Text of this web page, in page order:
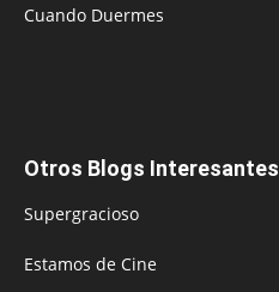
Cuando Duermes
Otros Blogs Interesantes
Supergracioso
Estamos de Cine